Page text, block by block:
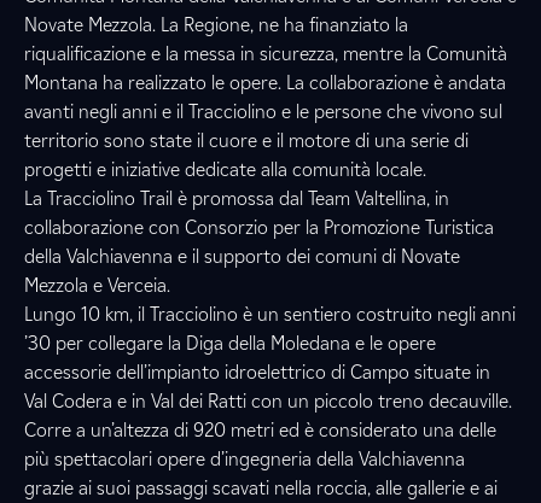
Novate Mezzola. La Regione, ne ha finanziato la
riqualificazione e la messa in sicurezza, mentre la Comunità
Montana ha realizzato le opere. La collaborazione è andata
avanti negli anni e il Tracciolino e le persone che vivono sul
territorio sono state il cuore e il motore di una serie di
progetti e iniziative dedicate alla comunità locale.
La Tracciolino Trail è promossa dal Team Valtellina, in
collaborazione con Consorzio per la Promozione Turistica
della Valchiavenna e il supporto dei comuni di Novate
Mezzola e Verceia.
Lungo 10 km, il Tracciolino è un sentiero costruito negli anni
’30 per collegare la Diga della Moledana e le opere
accessorie dell’impianto idroelettrico di Campo situate in
Val Codera e in Val dei Ratti con un piccolo treno decauville.
Corre a un’altezza di 920 metri ed è considerato una delle
più spettacolari opere d’ingegneria della Valchiavenna
grazie ai suoi passaggi scavati nella roccia, alle gallerie e ai